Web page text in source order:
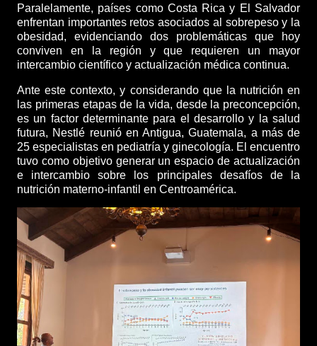
Paralelamente, países como Costa Rica y El Salvador
enfrentan importantes retos asociados al sobrepeso y la
obesidad, evidenciando dos problemáticas que hoy
conviven en la región y que requieren un mayor
intercambio científico y actualización médica continua.
Ante este contexto, y considerando que la nutrición en
las primeras etapas de la vida, desde la preconcepción,
es un factor determinante para el desarrollo y la salud
futura, Nestlé reunió en Antigua, Guatemala, a más de
25 especialistas en pediatría y ginecología. El encuentro
tuvo como objetivo generar un espacio de actualización
e intercambio sobre los principales desafíos de la
nutrición materno-infantil en Centroamérica.